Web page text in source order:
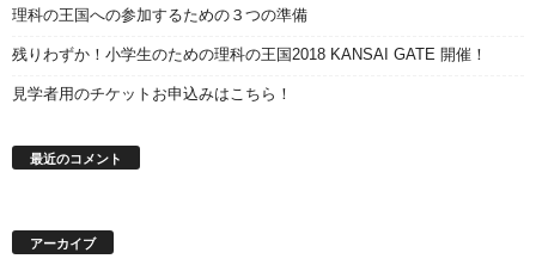
理科の王国への参加するための３つの準備
残りわずか！小学生のための理科の王国2018 KANSAI GATE 開催！
見学者用のチケットお申込みはこちら！
最近のコメント
アーカイブ